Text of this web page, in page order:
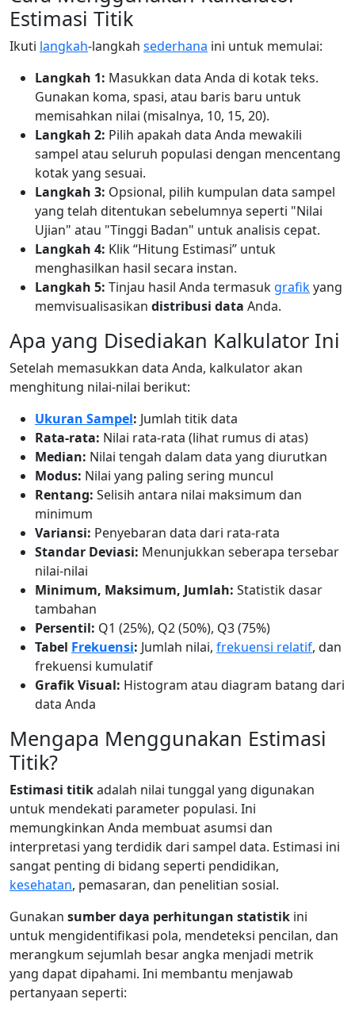
Estimasi Titik
Ikuti langkah-langkah sederhana ini untuk memulai:
Langkah 1: Masukkan data Anda di kotak teks.
Gunakan koma, spasi, atau baris baru untuk
memisahkan nilai (misalnya, 10, 15, 20).
Langkah 2: Pilih apakah data Anda mewakili
sampel atau seluruh populasi dengan mencentang
kotak yang sesuai.
Langkah 3: Opsional, pilih kumpulan data sampel
yang telah ditentukan sebelumnya seperti "Nilai
Ujian" atau "Tinggi Badan" untuk analisis cepat.
Langkah 4: Klik “Hitung Estimasi” untuk
menghasilkan hasil secara instan.
Langkah 5: Tinjau hasil Anda termasuk grafikyang
memvisualisasikan distribusi data Anda.
Apa yang Disediakan Kalkulator Ini
Setelah memasukkan data Anda, kalkulator akan
menghitung nilai-nilai berikut:
Ukuran Sampel: Jumlah titik data
Rata-rata: Nilai rata-rata (lihat rumus di atas)
Median: Nilai tengah dalam data yang diurutkan
Modus: Nilai yang paling sering muncul
Rentang: Selisih antara nilai maksimum dan
minimum
Variansi: Penyebaran data dari rata-rata
Standar Deviasi: Menunjukkan seberapa tersebar
nilai-nilai
Minimum, Maksimum, Jumlah: Statistik dasar
tambahan
Persentil: Q1 (25%), Q2 (50%), Q3 (75%)
Tabel Frekuensi: Jumlah nilai, frekuensi relatif, dan
frekuensi kumulatif
Grafik Visual: Histogram atau diagram batang dari
data Anda
Mengapa Menggunakan Estimasi
Titik?
Estimasi titikadalah nilai tunggal yang digunakan
untuk mendekati parameter populasi. Ini
memungkinkan Anda membuat asumsi dan
interpretasi yang terdidik dari sampel data. Estimasi ini
sangat penting di bidang seperti pendidikan,
kesehatan, pemasaran, dan penelitian sosial.
Gunakan sumber daya perhitungan statistik ini
untuk mengidentifikasi pola, mendeteksi pencilan, dan
merangkum sejumlah besar angka menjadi metrik
yang dapat dipahami. Ini membantu menjawab
pertanyaan seperti: